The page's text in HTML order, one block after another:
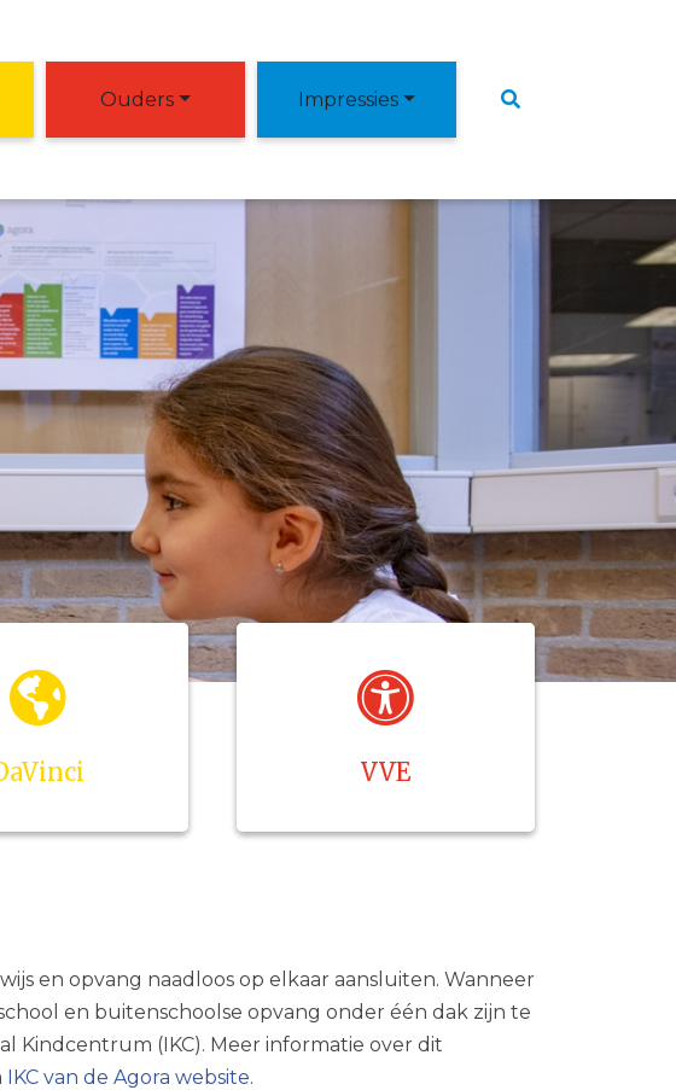
Ouders Impressies
VVE
en opvang naadloos op elkaar aansluiten. Wanneer
en buitenschoolse opvang onder één dak zijn te
Kindcentrum (IKC). Meer informatie over dit
IKC van de Agora website.